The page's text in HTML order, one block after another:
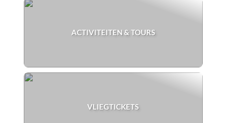
ACTIVITEITEN & TOURS
VLIEGTICKETS